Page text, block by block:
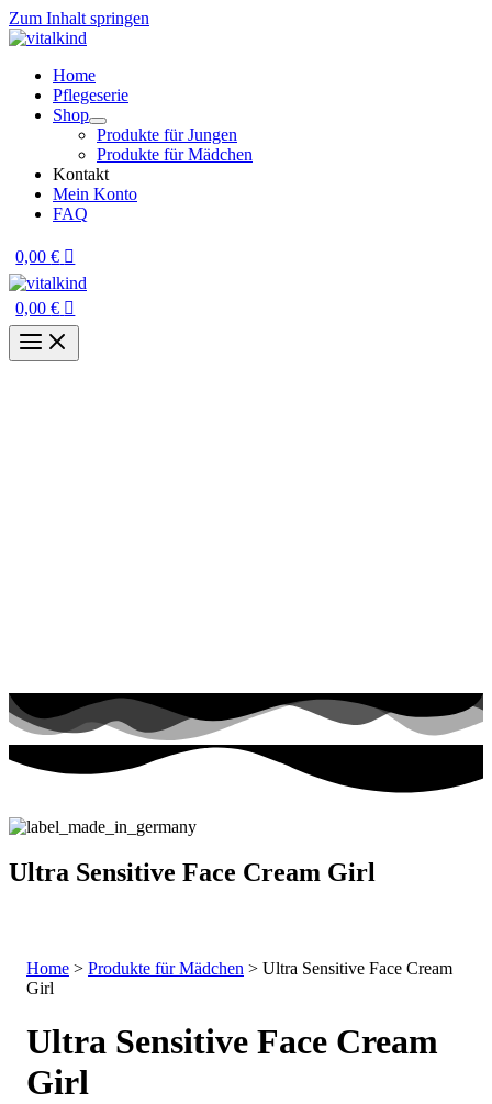
Zum Inhalt springen
Home
Pflegeserie
Shop
Produkte für Jungen
Produkte für Mädchen
Kontakt
Mein Konto
FAQ
0,00€
0,00€
Ultra Sensitive Face Cream Girl
Home > Produkte für Mädchen > Ultra Sensitive Face Cream
Girl
Ultra Sensitive Face Cream
Girl